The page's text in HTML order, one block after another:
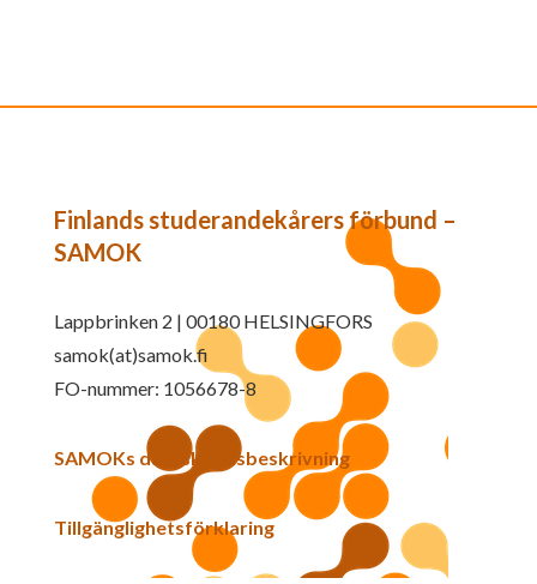
Finlands studerandekårers förbund –
SAMOK
Lappbrinken 2 | 00180 HELSINGFORS
samok(at)samok.fi
FO-nummer: 1056678-8
SAMOKs dataskyddsbeskrivning
Tillgänglighetsförklaring